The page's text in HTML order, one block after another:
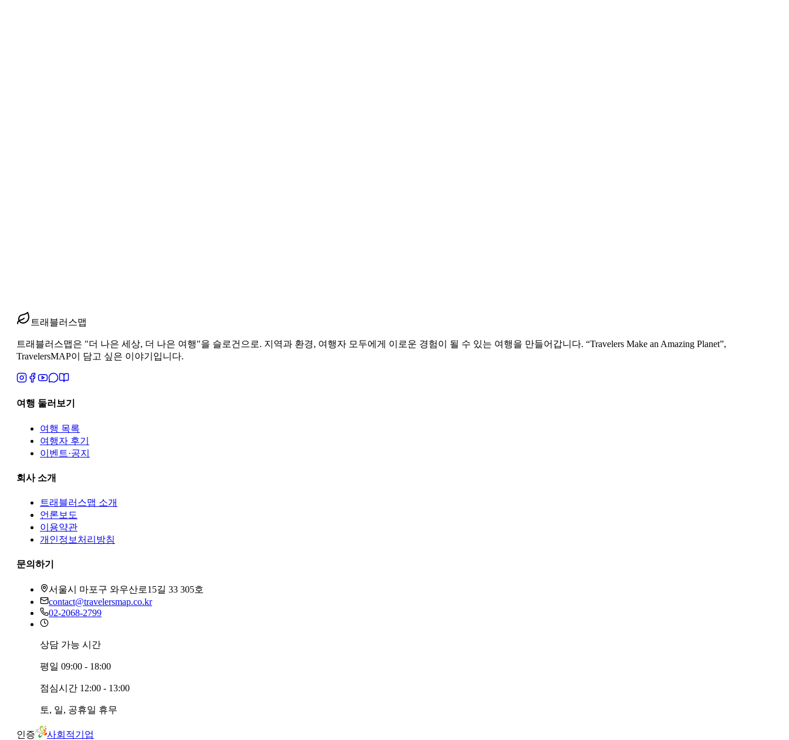
북유럽 여자 여행
트래블러스맵
트래블러스맵은 "더 나은 세상, 더 나은 여행"을 슬로건으로. 지역과 환경, 여행자 모두에게 이로운 경험이 될 수 있는 여행을 만들어갑니다. “Travelers Make an Amazing Planet”,
TravelersMAP이 담고 싶은 이야기입니다.
여행 둘러보기
여행 목록
여행자 후기
이벤트·공지
회사 소개
트래블러스맵 소개
언론보도
이용약관
개인정보처리방침
문의하기
서울시 마포구 와우산로15길 33 305호
contact@travelersmap.co.kr
02-2068-2799
상담 가능 시간
평일 09:00 - 18:00
점심시간 12:00 - 13:00
토, 일, 공휴일 휴무
인증 사회적기업